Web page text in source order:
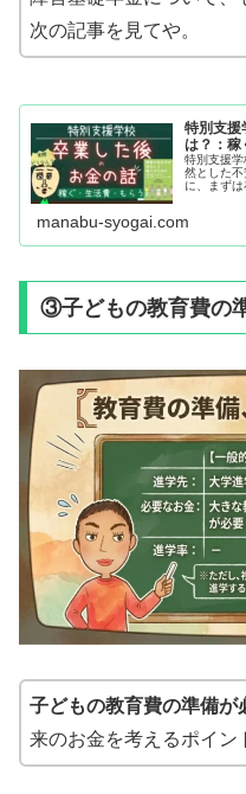
次の記事を見てや。
特別支援
は？：稼
特別支援
然とした
に、まず
ています。
manabu-syogai.com
③子どもの教育費の
子どもの教育費の準備が
来のお金を考えるポイン